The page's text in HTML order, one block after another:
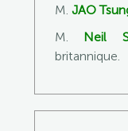
M. JAO
M. Neil
britannique.